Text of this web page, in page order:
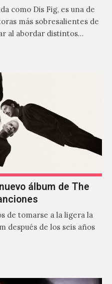
como Dis Fig, es una de
más sobresalientes de
al abordar distintos
álbum de The
de tomarse a la ligera la
después de los seis años